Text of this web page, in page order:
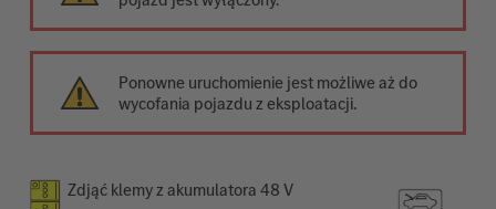
Ponowne uruchomienie jest możliwe aż do
wycofania pojazdu z eksploatacji.
Zdjąć klemy z akumulatora 48 V